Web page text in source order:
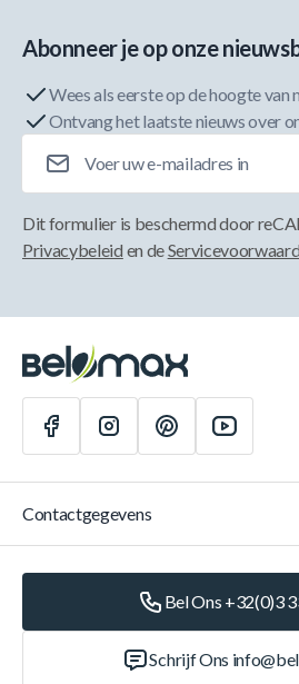
Abonneer je op onze
Wees als eerste op de hoogte van
Ontvang het laatste nieuws over
Dit formulier is beschermd door
Privacybeleid en de
Contactgegevens
Bel Ons +32(0)3
Schrijf Ons